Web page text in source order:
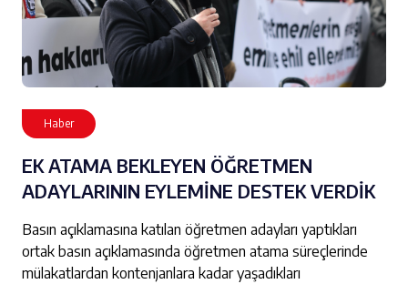
Haber
EK ATAMA BEKLEYEN ÖĞRETMEN
ADAYLARININ EYLEMİNE DESTEK VERDİK
Basın açıklamasına katılan öğretmen adayları yaptıkları
ortak basın açıklamasında öğretmen atama süreçlerinde
mülakatlardan kontenjanlara kadar yaşadıkları